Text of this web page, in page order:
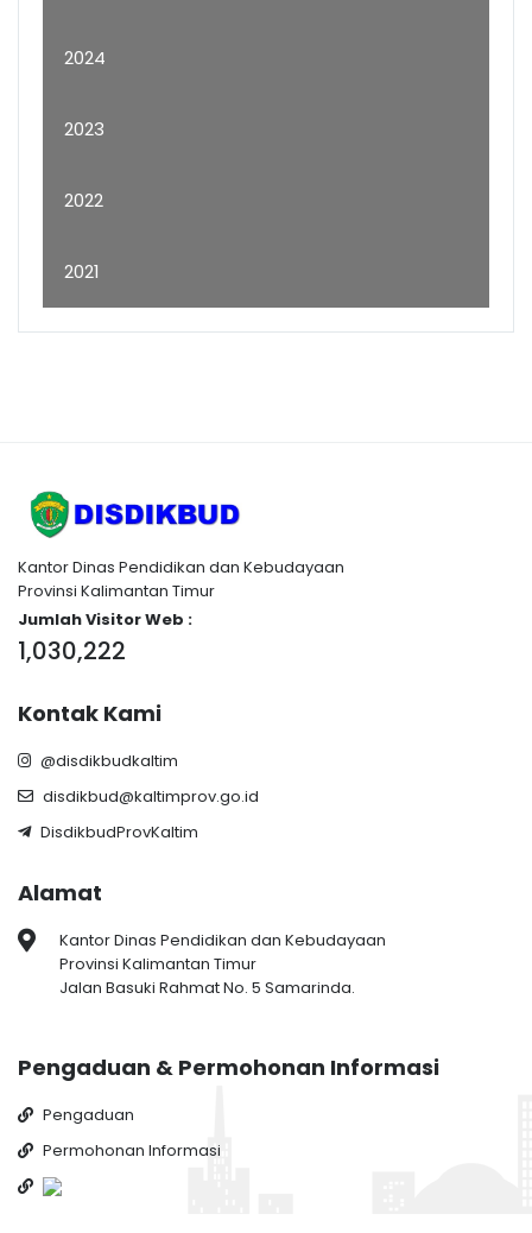
2024
2023
2022
2021
Kantor Dinas Pendidikan dan Kebudayaan
Provinsi Kalimantan Timur
Jumlah Visitor Web :
1,030,222
Kontak Kami
@disdikbudkaltim
disdikbud@kaltimprov.go.id
DisdikbudProvKaltim
Alamat
Kantor Dinas Pendidikan dan Kebudayaan
Provinsi Kalimantan Timur
Jalan Basuki Rahmat No. 5 Samarinda.
Pengaduan & Permohonan Informasi
Pengaduan
Permohonan Informasi